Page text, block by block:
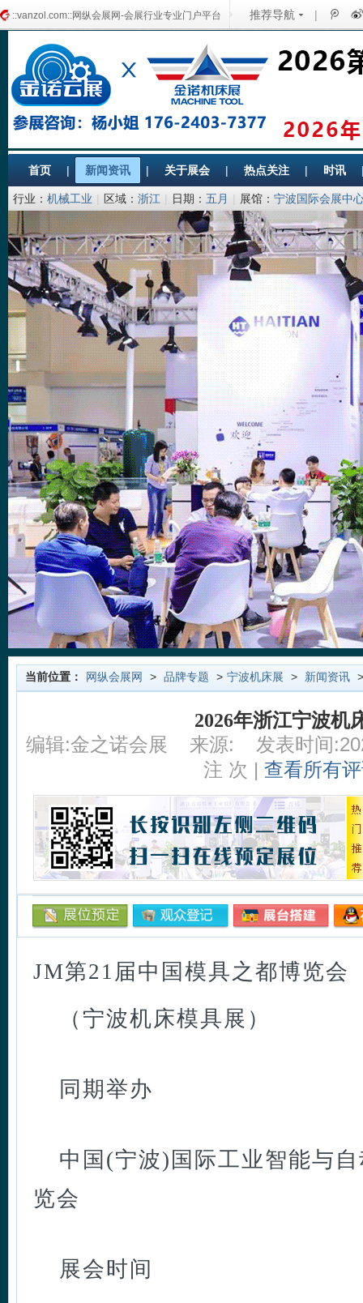
::vanzol.com::网纵会展网-会展行业专业门户平台 推荐导航 |
首页 | 新闻资讯 | 关于展会 | 热点关注 | 时讯
行业： 机械工业 | 区域： 浙江 | 日期： 五月 | 展馆： 宁波国际会展中
当前位置： 网纵会展网 > 品牌专题 > 宁波机床展 > 新闻资讯
2026年浙江宁波机
编辑:金之诺会展
来源:
发表时间
注 次 | 查看所有
JM第21届中国模具之都博览会
（宁波机床模具展）
同期举办
中国(宁波)国际工业智能与
览会
展会时间